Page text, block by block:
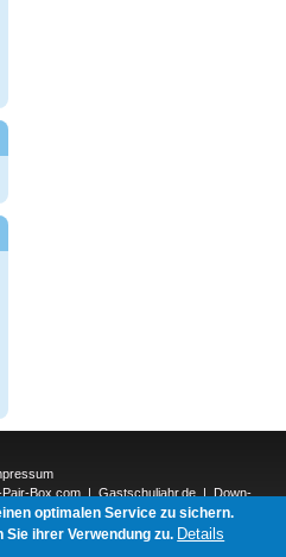
Pair-Box.com|Gastschuljahr.de|Down-
Elderpair.com|
und-Umwelt.org|ReiseTops.com|
optimalen Service zu sichern.
ihrer Verwendung zu. Details